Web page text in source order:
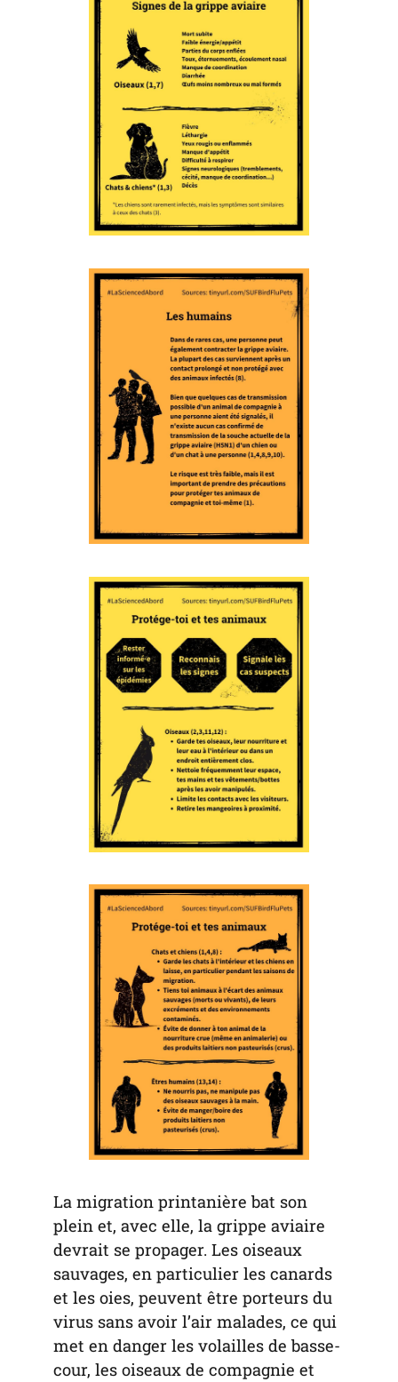
La migration printanière bat son
plein et, avec elle, la grippe aviaire
devrait se propager. Les oiseaux
sauvages, en particulier les canards
et les oies, peuvent être porteurs du
virus sans avoir l’air malades, ce qui
met en danger les volailles de basse-
cour, les oiseaux de compagnie et